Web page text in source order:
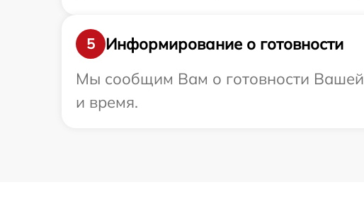
5
Информирование о готовности
Мы сообщим Вам о готовности Вашей
и время.